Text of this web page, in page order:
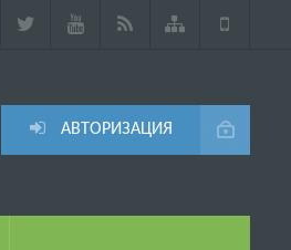
АВТОРИЗАЦИЯ